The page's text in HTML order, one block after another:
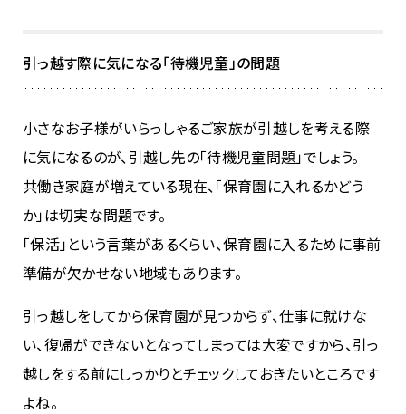
引っ越す際に気になる「待機児童」の問題
小さなお子様がいらっしゃるご家族が引越しを考える際
に気になるのが、引越し先の「待機児童問題」でしょう。
共働き家庭が増えている現在、「保育園に入れるかどう
か」は切実な問題です。
「保活」という言葉があるくらい、保育園に入るために事前
準備が欠かせない地域もあります。
引っ越しをしてから保育園が見つからず、仕事に就けな
い、復帰ができないとなってしまっては大変ですから、引っ
越しをする前にしっかりとチェックしておきたいところです
よね。